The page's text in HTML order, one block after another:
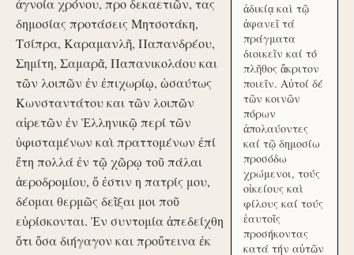
ἀγνοία χρόνου, προ δεκαετιῶν, τας
δημοσίας προτάσεις Μητσοτάκη,
Τσίπρα, Καραμανλῆ, Παπανδρέου,
Σημίτη, Σαμαρᾶ, Παπανικολάου και
τῶν λοιπῶν ἐν ἐπιχωρίῳ, ὡσαύτως
Κωνσταντάτου και τῶν λοιπῶν
αἱρετῶν ἐν Ἑλληνικῷ περί τῶν
ὑφισταμένων καὶ πραττομένων ἐπί
ἔτη πολλά ἐν τῷ χῶρῳ τοῦ πάλαι
ἀεροδρομίου, ὅ ἐστιν η πατρίς μου,
δέομαι θερμῶς δεῖξαι μοι ποῦ
εὑρίσκονται. Ἐν συντομία ἀπεδείχθη
ὅτι ὅσα διήγαγον και προὔτεινα ἐκ
ἀδικίᾳ καὶ τῷ
ἀφανεῖ τά
πράγματα
διοικεῖν καί τό
πλῆθος ἄκριτον
ποιεῖν. Αὐτοί δέ
τῶν κοινῶν
πόρων
ἀπολαύοντες
καί τῷ δημοσίω
προσόδω
χρώμενοι, τούς
οἰκείους καὶ
φίλους καί τούς
ἑαυτοῖς
προσήκοντας
κατά τήν αὑτῶν